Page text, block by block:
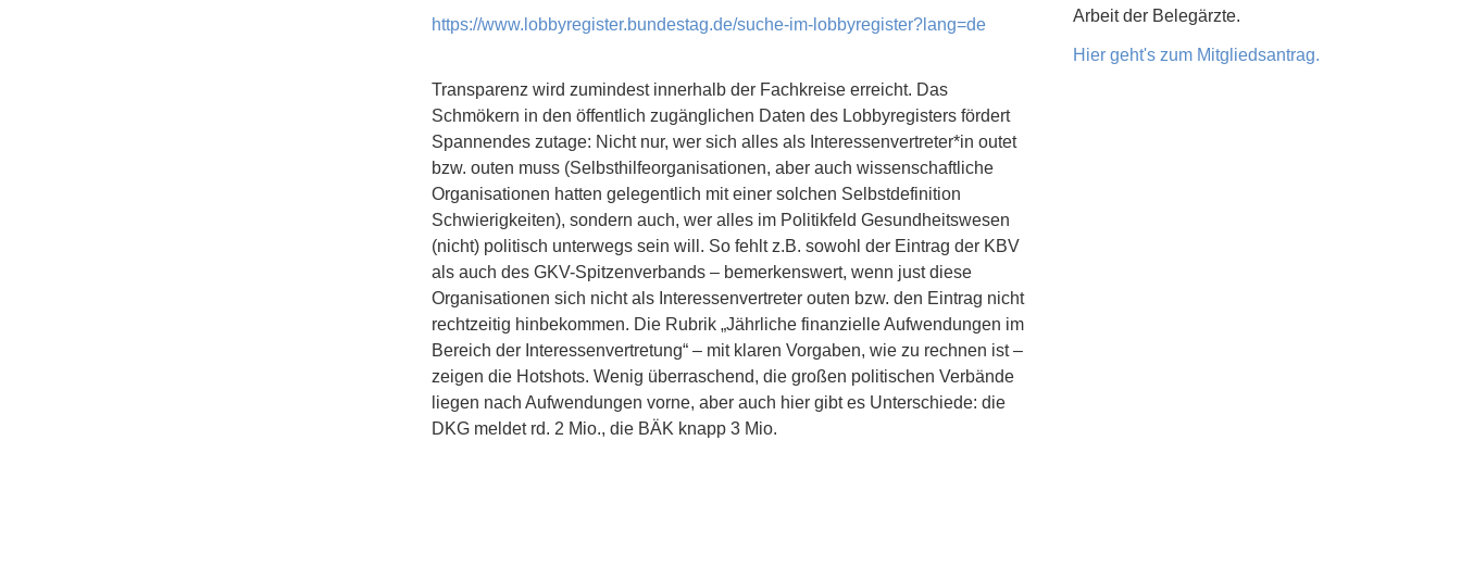
https://www.lobbyregister.bundestag.de/suche-im-lobbyregister?lang=de
Transparenz wird zumindest innerhalb der Fachkreise erreicht. Das
Schmökern in den öffentlich zugänglichen Daten des Lobbyregisters fördert
Spannendes zutage: Nicht nur, wer sich alles als Interessenvertreter*in outet
bzw. outen muss (Selbsthilfeorganisationen, aber auch wissenschaftliche
Organisationen hatten gelegentlich mit einer solchen Selbstdefinition
Schwierigkeiten), sondern auch, wer alles im Politikfeld Gesundheitswesen
(nicht) politisch unterwegs sein will. So fehlt z.B. sowohl der Eintrag der KBV
als auch des GKV-Spitzenverbands – bemerkenswert, wenn just diese
Organisationen sich nicht als Interessenvertreter outen bzw. den Eintrag nicht
rechtzeitig hinbekommen. Die Rubrik „Jährliche finanzielle Aufwendungen im
Bereich der Interessenvertretung“ – mit klaren Vorgaben, wie zu rechnen ist –
zeigen die Hotshots. Wenig überraschend, die großen politischen Verbände
liegen nach Aufwendungen vorne, aber auch hier gibt es Unterschiede: die
DKG meldet rd. 2 Mio., die BÄK knapp 3 Mio.
Arbeit der Belegärzte.
Hier geht's zum Mitgliedsantrag.